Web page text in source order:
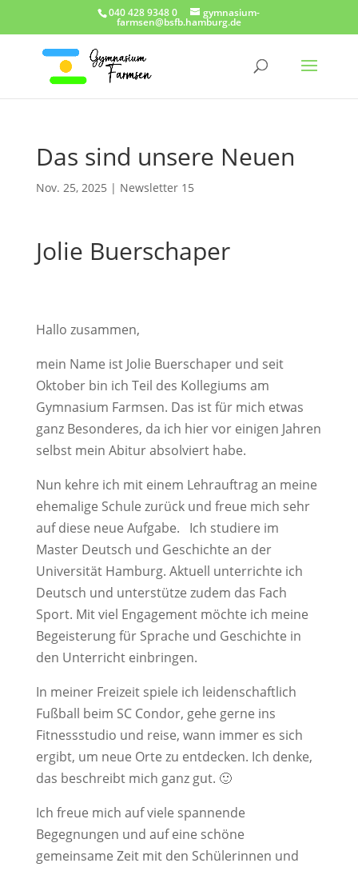
040 428 9348 0 gymnasium-
farmsen@bsfb.hamburg.de
Das sind unsere Neuen
Nov. 25, 2025 | Newsletter 15
Jolie Buerschaper
Hallo zusammen,
mein Name ist Jolie Buerschaper und seit
Oktober bin ich Teil des Kollegiums am
Gymnasium Farmsen. Das ist für mich etwas
ganz Besonderes, da ich hier vor einigen Jahren
selbst mein Abitur absolviert habe.
Nun kehre ich mit einem Lehrauftrag an meine
ehemalige Schule zurück und freue mich sehr
auf diese neue Aufgabe. Ich studiere im
Master Deutsch und Geschichte an der
Universität Hamburg. Aktuell unterrichte ich
Deutsch und unterstütze zudem das Fach
Sport. Mit viel Engagement möchte ich meine
Begeisterung für Sprache und Geschichte in
den Unterricht einbringen.
In meiner Freizeit spiele ich leidenschaftlich
Fußball beim SC Condor, gehe gerne ins
Fitnessstudio und reise, wann immer es sich
ergibt, um neue Orte zu entdecken. Ich denke,
das beschreibt mich ganz gut. 🙂
Ich freue mich auf viele spannende
Begegnungen und auf eine schöne
gemeinsame Zeit mit den Schülerinnen und